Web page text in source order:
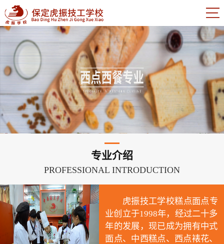
专业介绍
PROFESSIONAL INTRODUCTION
虎振技工学校糕点面点专
业创立于1998年，经过二十多
年的发展，现已成为拥有中式
面点、中西糕点、西点裱花、